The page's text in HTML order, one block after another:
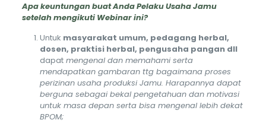
Apa keuntungan buat Anda Pelaku Usaha Jamu
setelah mengikuti Webinar ini?
Untuk masyarakat umum, pedagang herbal,
dosen, praktisi herbal, pengusaha pangan dll
dapatmengenal dan memahami serta
mendapatkan gambaran ttg bagaimana proses
perizinan usaha produksi Jamu. Harapannya dapat
berguna sebagai bekal pengetahuan dan motivasi
untuk masa depan serta bisa mengenal lebih dekat
BPOM;